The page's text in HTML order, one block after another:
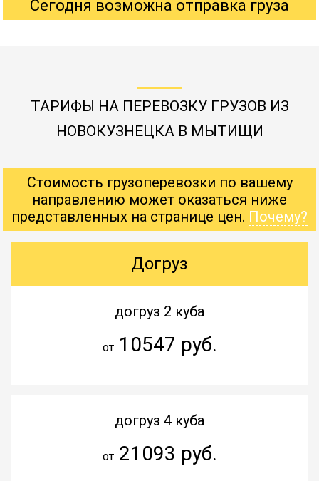
Сегодня возможна отправка груза
ТАРИФЫ НА ПЕРЕВОЗКУ ГРУЗОВ ИЗ
НОВОКУЗНЕЦКА В МЫТИЩИ
Стоимость грузоперевозки по вашему
направлению может оказаться ниже
представленных на странице цен. Почему?
Догруз
догруз 2 куба
от10547 руб.
догруз 4 куба
от21093 руб.